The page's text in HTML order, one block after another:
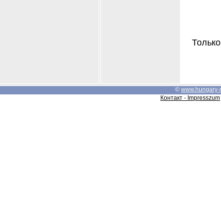
© www.hungary-
Контакт - Impresszum